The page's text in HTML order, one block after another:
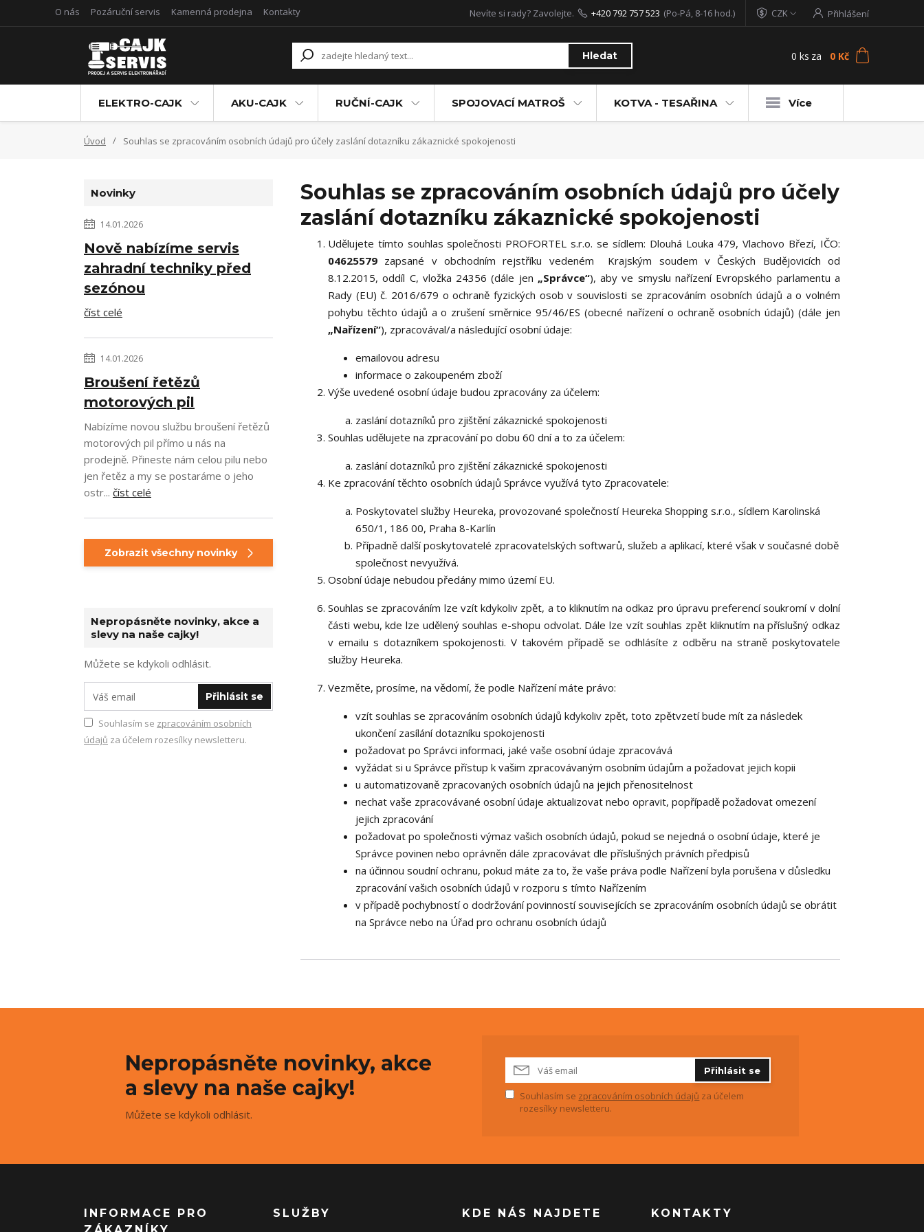
O nás Pozáruční servis Kamenná prodejna Kontakty CZK Přihlášení
Hledat
Nevíte si rady? Zavolejte. +420 792 757 523 (Po-Pá, 8-16 hod.)
0 ks za 0 Kč
ELEKTRO-CAJK AKU-CAJK RUČNÍ-CAJK SPOJOVACÍ MATROŠ KOTVA - TESAŘINA Více
Úvod Souhlas se zpracováním osobních údajů pro účely zaslání dotazníku zákaznické spokojenosti
Novinky
14.01.2026
Nově nabízíme servis
zahradní techniky před
sezónou
číst celé
14.01.2026
Broušení řetězů
motorových pil
Nabízíme novou službu broušení řetězů
motorových pil přímo u nás na
prodejně. Přineste nám celou pilu nebo
jen řetěz a my se postaráme o jeho
ostr... číst celé
Zobrazit všechny novinky
Nepropásněte novinky, akce a
slevy na naše cajky!
Můžete se kdykoli odhlásit.
Přihlásit se
Souhlasím se zpracováním osobních
údajů za účelem rozesílky newsletteru.
Souhlas se zpracováním osobních údajů pro účely
zaslání dotazníku zákaznické spokojenosti
Udělujete tímto souhlas společnosti PROFORTEL s.r.o. se sídlem: Dlouhá Louka 479, Vlachovo Březí, IČO:
04625579zapsané v obchodním rejstříku vedeném Krajským soudem v Českých Budějovicích od
8.12.2015, oddíl C, vložka 24356 (dále jen „Správce“), aby ve smyslu nařízení Evropského parlamentu a
Rady (EU) č. 2016/679 o ochraně fyzických osob v souvislosti se zpracováním osobních údajů a o volném
pohybu těchto údajů a o zrušení směrnice 95/46/ES (obecné nařízení o ochraně osobních údajů) (dále jen
„Nařízení“), zpracovával/a následující osobní údaje:
emailovou adresu
informace o zakoupeném zboží
Výše uvedené osobní údaje budou zpracovány za účelem:
zaslání dotazníků pro zjištění zákaznické spokojenosti
Souhlas udělujete na zpracování po dobu 60 dní a to za účelem:
zaslání dotazníků pro zjištění zákaznické spokojenosti
Ke zpracování těchto osobních údajů Správce využívá tyto Zpracovatele:
Poskytovatel služby Heureka, provozované společností Heureka Shopping s.r.o., sídlem Karolinská
650/1, 186 00, Praha 8-Karlín
Případně další poskytovatelé zpracovatelských softwarů, služeb a aplikací, které však v současné době
společnost nevyužívá.
Osobní údaje nebudou předány mimo území EU.
Souhlas se zpracováním lze vzít kdykoliv zpět, a to kliknutím na odkaz pro úpravu preferencí soukromí v dolní
části webu, kde lze udělený souhlas e-shopu odvolat. Dále lze vzít souhlas zpět kliknutím na příslušný odkaz
v emailu s dotazníkem spokojenosti. V takovém případě se odhlásíte z odběru na straně poskytovatele
služby Heureka.
Vezměte, prosíme, na vědomí, že podle Nařízení máte právo:
vzít souhlas se zpracováním osobních údajů kdykoliv zpět, toto zpětvzetí bude mít za následek
ukončení zasílání dotazníku spokojenosti
požadovat po Správci informaci, jaké vaše osobní údaje zpracovává
vyžádat si u Správce přístup k vašim zpracovávaným osobním údajům a požadovat jejich kopii
u automatizovaně zpracovaných osobních údajů na jejich přenositelnost
nechat vaše zpracovávané osobní údaje aktualizovat nebo opravit, popřípadě požadovat omezení
jejich zpracování
požadovat po společnosti výmaz vašich osobních údajů, pokud se nejedná o osobní údaje, které je
Správce povinen nebo oprávněn dále zpracovávat dle příslušných právních předpisů
na účinnou soudní ochranu, pokud máte za to, že vaše práva podle Nařízení byla porušena v důsledku
zpracování vašich osobních údajů v rozporu s tímto Nařízením
v případě pochybností o dodržování povinností souvisejících se zpracováním osobních údajů se obrátit
na Správce nebo na Úřad pro ochranu osobních údajů
Nepropásněte novinky, akce
a slevy na naše cajky!
Můžete se kdykoli odhlásit.
Přihlásit se
Souhlasím se zpracováním osobních údajů za účelem
rozesílky newsletteru.
INFORMACE PRO
SLUŽBY KDE NÁS NAJDETE KONTAKTY